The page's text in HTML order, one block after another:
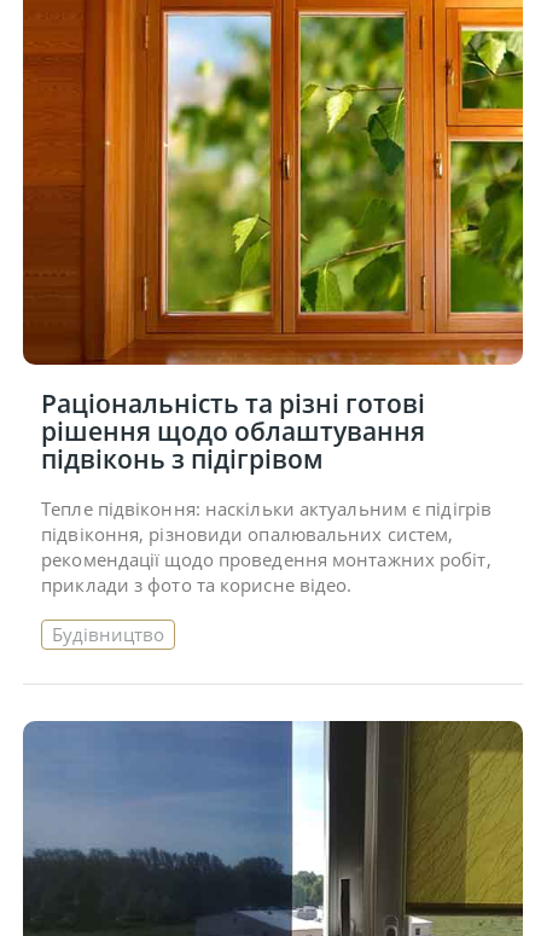
Раціональність та різні готові
рішення щодо облаштування
підвіконь з підігрівом
Тепле підвіконня: наскільки актуальним є підігрів
підвіконня, різновиди опалювальних систем,
рекомендації щодо проведення монтажних робіт,
приклади з фото та корисне відео.
Будівництво